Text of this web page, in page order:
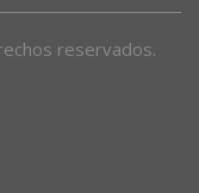
reservados.